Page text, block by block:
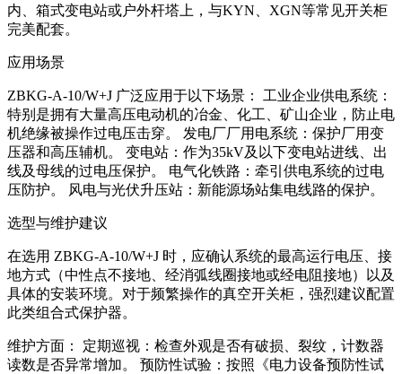
内、箱式变电站或户外杆塔上，与KYN、XGN等常见开关柜
完美配套。
应用场景
ZBKG-A-10/W+J 广泛应用于以下场景： 工业企业供电系统：
特别是拥有大量高压电动机的冶金、化工、矿山企业，防止电
机绝缘被操作过电压击穿。 发电厂厂用电系统：保护厂用变
压器和高压辅机。 变电站：作为35kV及以下变电站进线、出
线及母线的过电压保护。 电气化铁路：牵引供电系统的过电
压防护。 风电与光伏升压站：新能源场站集电线路的保护。
选型与维护建议
在选用 ZBKG-A-10/W+J 时，应确认系统的最高运行电压、接
地方式（中性点不接地、经消弧线圈接地或经电阻接地）以及
具体的安装环境。对于频繁操作的真空开关柜，强烈建议配置
此类组合式保护器。
维护方面： 定期巡视：检查外观是否有破损、裂纹，计数器
读数是否异常增加。 预防性试验：按照《电力设备预防性试